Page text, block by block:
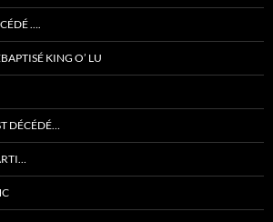
….
KING O’ LU
DÉCÉDÉ…